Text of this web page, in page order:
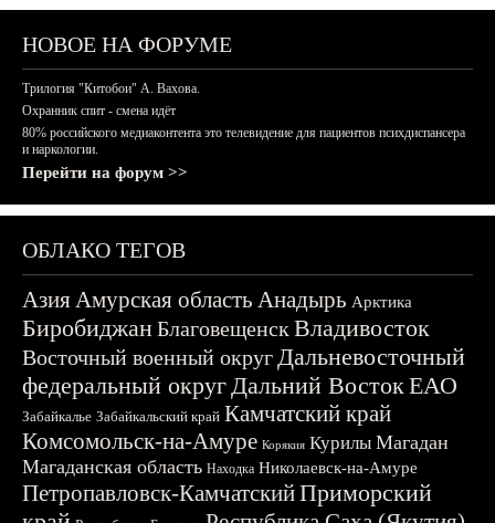
НОВОЕ НА ФОРУМЕ
Трилогия "Китобои" А. Вахова.
Охранник спит - смена идёт
80% российского медиаконтента это телевидение для пациентов психдиспансера
и наркологии.
Перейти на форум >>
ОБЛАКО ТЕГОВ
АзияАмурская область Анадырь Арктика
БиробиджанБлаговещенскВладивосток
Восточный военный округДальневосточный
федеральный округДальний ВостокЕАО
Забайкалье Забайкальский край Камчатский край
Комсомольск-на-Амуре Корякия Курилы Магадан
Магаданская область Находка Николаевск-на-Амуре
Петропавловск-КамчатскийПриморский